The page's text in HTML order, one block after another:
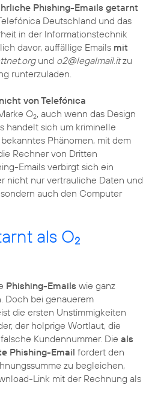
Phishing-Emails getarnt
Deutschland und das
in der Informationstechnik
davor, auffällige Emails mit
und o2@legalmail.itzu
runterzuladen.
von Telefónica
O2, auch wenn das Design
handelt sich um kriminelle
Phänomen, mit dem
Rechner von Dritten
Emails verbirgt sich ein
nicht nur vertrauliche Daten und
auch den Computer
als O2
Phishing-Emails wie ganz
Doch bei genauerem
die ersten Unstimmigkeiten
der holprige Wortlaut, die
Kundennummer. Die als
Phishing-Email fordert den
zu begleichen,
Link mit der Rechnung als